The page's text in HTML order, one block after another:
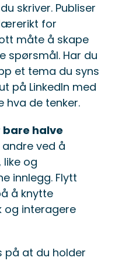
skriver. Publiser
for
måte å skape
spørsmål. Har du
et tema du syns
på LinkedIn med
hva de tenker.
bare halve
ved å
like og
innlegg. Flytt
å knytte
og interagere
på at du holder